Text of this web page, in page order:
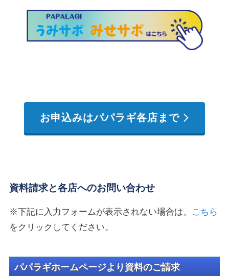
お申込みはパパラギ各店まで
資料請求と各店へのお問い合わせ
※下記に入力フォームが表示されない場合は、
こちら
をクリックしてください。